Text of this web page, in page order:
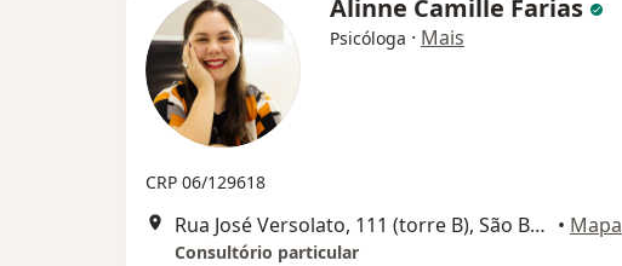
Alinne Camille Farias
Psicóloga · Mais
CRP 06/129618
Rua José Versolato, 111 (torre B), São Bernardo do Campo • Mapa
Consultório particular